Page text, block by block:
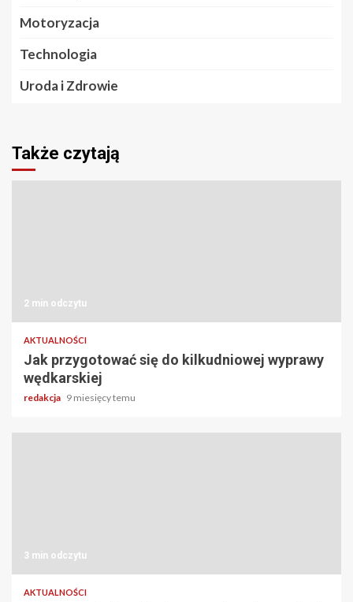
Motoryzacja
Technologia
Uroda i Zdrowie
Także czytają
2 min odczytu
AKTUALNOŚCI
Jak przygotować się do kilkudniowej wyprawy
wędkarskiej
redakcja 9 miesięcy temu
3 min odczytu
AKTUALNOŚCI